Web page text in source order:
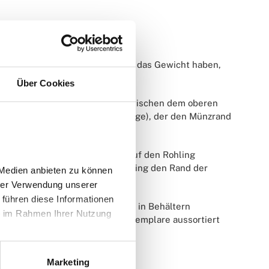
Über Cookies
anbieten zu können
Verwendung unserer
diese Informationen
Rahmen Ihrer Nutzung
Marketing
die korrekte Größe und das Gewicht haben,
zuvor erhitzt und gereinigt.
den Rohling exakt zwischen dem oberen
eines Prägerings (Zarge), der den Münzrand
aus. Der Oberstempel wird auf den Rohling
Gleichzeitig prägt der Prägering den Rand der
automatisch ausgeworfen und in Behältern
bei denen fehlerhafte Exemplare aussortiert